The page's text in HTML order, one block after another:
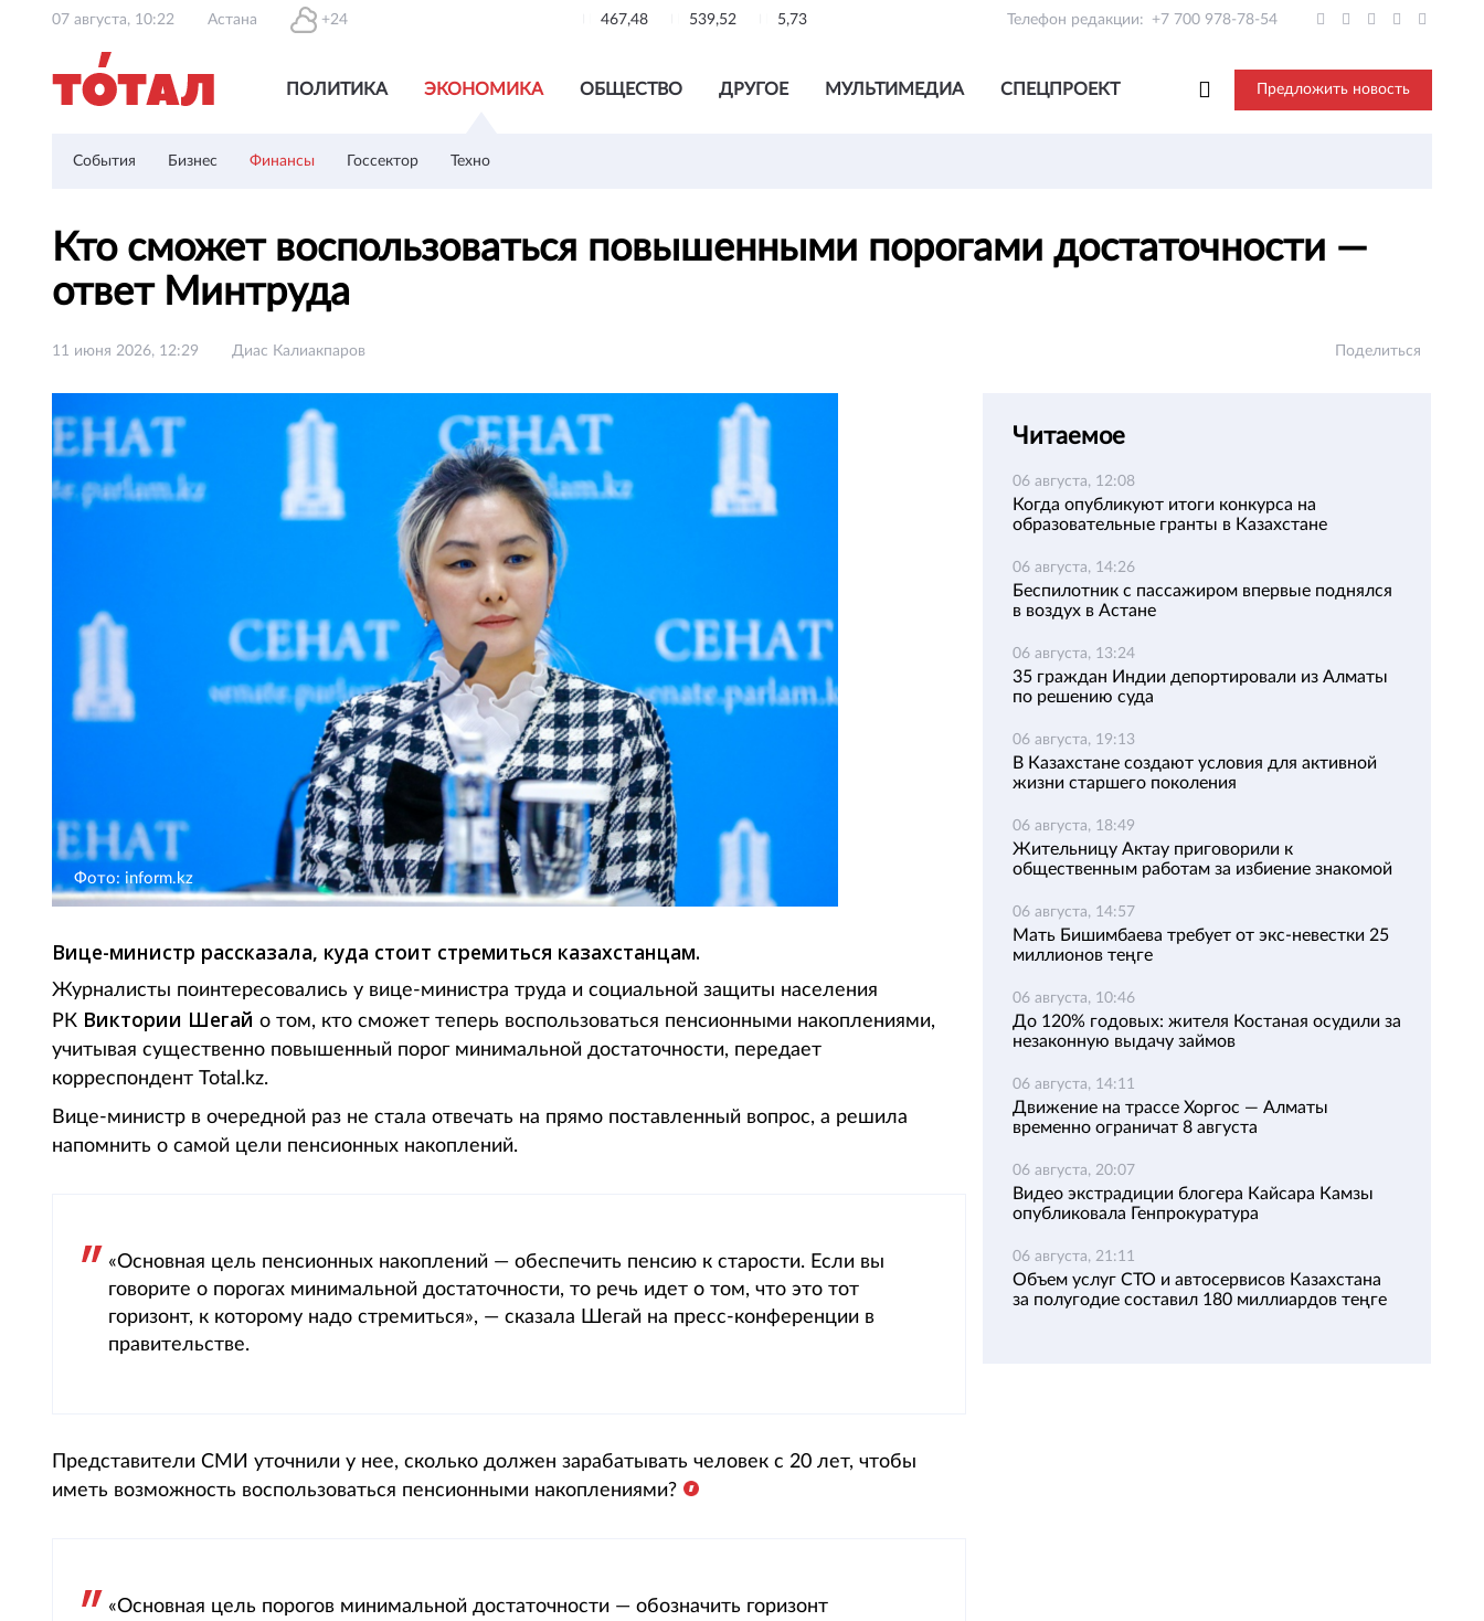
07 августа, 10:22 Астана +24 467,48 539,52 5,73 Телефон редакции: +7 700 978-78-54
ПОЛИТИКА ЭКОНОМИКА ОБЩЕСТВО ДРУГОЕ МУЛЬТИМЕДИА СПЕЦПРОЕКТ Предложить новость
События Бизнес Финансы Госсектор Техно
Кто сможет воспользоваться повышенными порогами достаточности —
ответ Минтруда
11 июня 2026, 12:29 Диас Калиакпаров Поделиться
Фото: inform.kz
Вице-министр рассказала, куда стоит стремиться казахстанцам.
Журналисты поинтересовались у вице-министра труда и социальной защиты населения
РК Виктории Шегай о том, кто сможет теперь воспользоваться пенсионными накоплениями,
учитывая существенно повышенный порог минимальной достаточности, передает
корреспондент Total.kz.
Вице-министр в очередной раз не стала отвечать на прямо поставленный вопрос, а решила
напомнить о самой цели пенсионных накоплений.
«Основная цель пенсионных накоплений — обеспечить пенсию к старости. Если вы
говорите о порогах минимальной достаточности, то речь идет о том, что это тот
горизонт, к которому надо стремиться», — сказала Шегай на пресс-конференции в
правительстве.
Представители СМИ уточнили у нее, сколько должен зарабатывать человек с 20 лет, чтобы
иметь возможность воспользоваться пенсионными накоплениями?
«Основная цель порогов минимальной достаточности — обозначить горизонт
Читаемое
06 августа, 12:08
Когда опубликуют итоги конкурса на
образовательные гранты в Казахстане
06 августа, 14:26
Беспилотник с пассажиром впервые поднялся
в воздух в Астане
06 августа, 13:24
35 граждан Индии депортировали из Алматы
по решению суда
06 августа, 19:13
В Казахстане создают условия для активной
жизни старшего поколения
06 августа, 18:49
Жительницу Актау приговорили к
общественным работам за избиение знакомой
06 августа, 14:57
Мать Бишимбаева требует от экс-невестки 25
миллионов теңге
06 августа, 10:46
До 120% годовых: жителя Костаная осудили за
незаконную выдачу займов
06 августа, 14:11
Движение на трассе Хоргос — Алматы
временно ограничат 8 августа
06 августа, 20:07
Видео экстрадиции блогера Кайсара Камзы
опубликовала Генпрокуратура
06 августа, 21:11
Объем услуг СТО и автосервисов Казахстана
за полугодие составил 180 миллиардов теңге